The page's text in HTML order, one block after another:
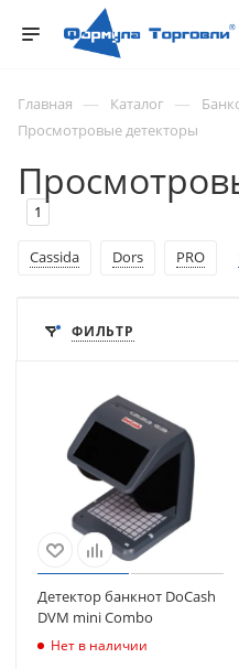
Главная — Каталог —
Просмотровые детекторы
1
Cassida Dors PRO
ФИЛЬТР
Детектор банкнот DoCash
DVM mini Combo
Нет в наличии